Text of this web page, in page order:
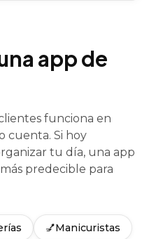
app de
funciona en
cuenta. Si hoy
tu día, una app
predecible para
💅Manicuristas